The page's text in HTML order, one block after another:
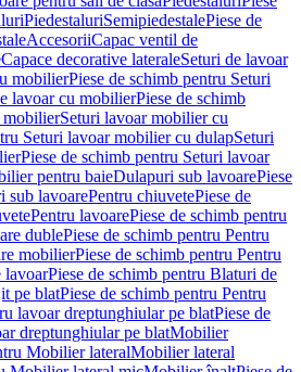
PiedestaluriSemipiedestalePiese de
AccesoriiCapac ventil de
Capace decorative lateraleSeturi de lavoar
mobilierPiese de schimb pentru Seturi
lavoar cu mobilierPiese de schimb
mobilierSeturi lavoar mobilier cu
Seturi lavoar mobilier cu dulapSeturi
Piese de schimb pentru Seturi lavoar
pentru baieDulapuri sub lavoarePiese
sub lavoarePentru chiuvetePiese de
Pentru lavoarePiese de schimb pentru
dublePiese de schimb pentru Pentru
mobilierPiese de schimb pentru Pentru
lavoarPiese de schimb pentru Blaturi de
pe blatPiese de schimb pentru Pentru
lavoar dreptunghiular pe blatPiese de
dreptunghiular pe blatMobilier
Mobilier lateralMobilier lateral